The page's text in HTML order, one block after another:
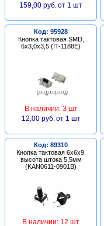
159,00 руб. от 1 шт
Код: 95928
Кнопка тактовая SMD,
6х3,0х3,5 (IT-1188E)
В наличии: 3 шт
12,00 руб. от 1 шт
Код: 89310
Кнопка тактовая 6х6х9,
высота штока 5,5мм
(KAN0611-0901B)
В наличии: 12 шт